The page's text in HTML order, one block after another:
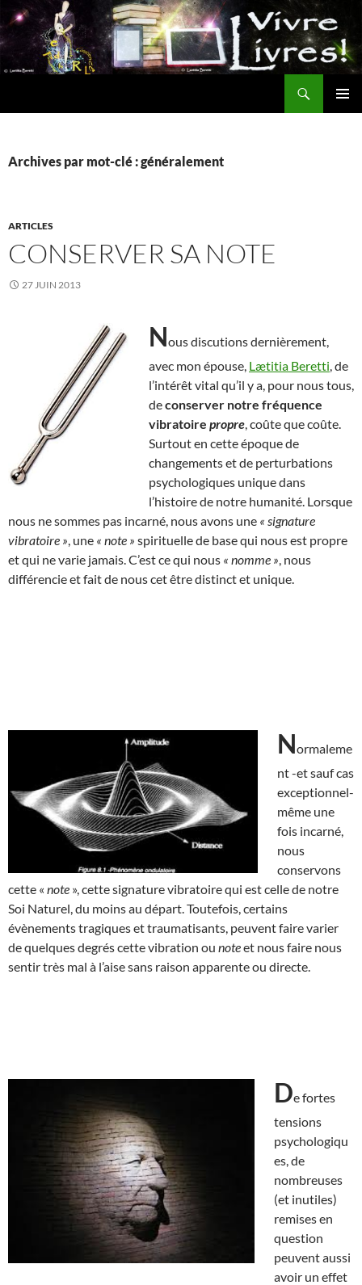
Aller
au
contenu
Archives par mot-clé : généralement
ARTICLES
CONSERVER SA NOTE
27 JUIN 2013
Nous discutions dernièrement,
avec mon épouse, Lætitia Beretti , de
l’intérêt vital qu’il y a, pour nous tous,
deconserver notre fréquence
vibratoire propre , coûte que coûte.
Surtout en cette époque de
changements et de perturbations
psychologiques unique dans
l’histoire de notre humanité. Lorsque
nous ne sommes pas incarné, nous avons une « signature
vibratoire » , une « note » spirituelle de base qui nous est propre
et qui ne varie jamais. C’est ce qui nous « nomme » , nous
différencie et fait de nous cet être distinct et unique.
Normaleme
nt -et sauf cas
exceptionnel-
même une
fois incarné,
nous
conservons
cette « note », cette signature vibratoire qui est celle de notre
Soi Naturel, du moins au départ. Toutefois, certains
évènements tragiques et traumatisants, peuvent faire varier
de quelques degrés cette vibration ou noteet nous faire nous
sentir très mal à l’aise sans raison apparente ou directe.
De fortes
tensions
psychologiqu
es, de
nombreuses
(et inutiles)
remises en
question
peuvent aussi
avoir un effet